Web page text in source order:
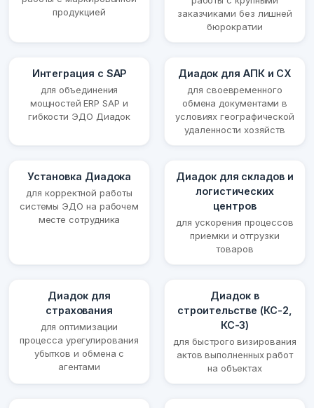
продукцией
заказчиками без лишней
бюрократии
Интеграция с SAP
для объединения
мощностей ERP SAP и
гибкости ЭДО Диадок
Диадок для АПК и СХ
для своевременного
обмена документами в
условиях географической
удаленности хозяйств
Установка Диадока
для корректной работы
системы ЭДО на рабочем
месте сотрудника
Диадок для складов и
логистических
центров
для ускорения процессов
приемки и отгрузки
товаров
Диадок для
страхования
для оптимизации
процесса урегулирования
убытков и обмена с
агентами
Диадок в
строительстве (КС-2,
КС-3)
для быстрого визирования
актов выполненных работ
на объектах